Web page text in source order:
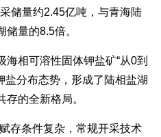
储量约2.45亿吨，与青海陆
量的8.5倍。
相可溶性固体钾盐矿“从0到
盐分布态势，形成了陆相盐湖
的全新格局。
条件复杂，常规开采技术